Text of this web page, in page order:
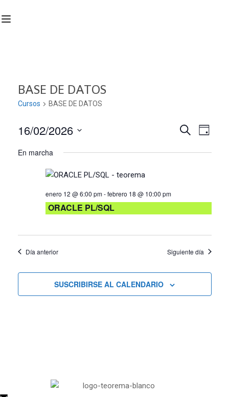
BASE DE DATOS
Cursos BASE DE DATOS
de
y
vistas
de
BUSCAR
de
DÍA
16/02/2026
fecha.
En marcha
enero 12 @ 6:00 pm-febrero 18 @ 10:00 pm
ORACLE PL/SQL
Día anterior Siguiente día
SUSCRIBIRSE AL CALENDARIO